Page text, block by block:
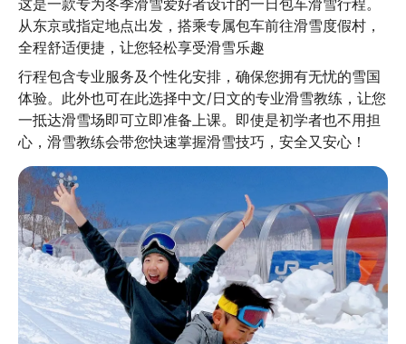
这是一款专为冬季滑雪爱好者设计的一日包车滑雪行程。
从东京或指定地点出发，搭乘专属包车前往滑雪度假村，
全程舒适便捷，让您轻松享受滑雪乐趣
行程包含专业服务及个性化安排，确保您拥有无忧的雪国
体验。此外也可在此选择中文/日文的专业滑雪教练，让您
一抵达滑雪场即可立即准备上课。即使是初学者也不用担
心，滑雪教练会带您快速掌握滑雪技巧，安全又安心！